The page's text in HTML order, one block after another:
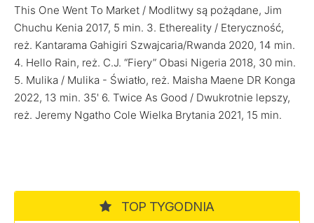
This One Went To Market / Modlitwy są pożądane, Jim
Chuchu Kenia 2017, 5 min. 3. Ethereality / Eteryczność,
reż. Kantarama Gahigiri Szwajcaria/Rwanda 2020, 14 min.
4. Hello Rain, reż. C.J. “Fiery” Obasi Nigeria 2018, 30 min.
5. Mulika / Mulika - Światło, reż. Maisha Maene DR Konga
2022, 13 min. 35' 6. Twice As Good / Dwukrotnie lepszy,
reż. Jeremy Ngatho Cole Wielka Brytania 2021, 15 min.
TOP TYGODNIA